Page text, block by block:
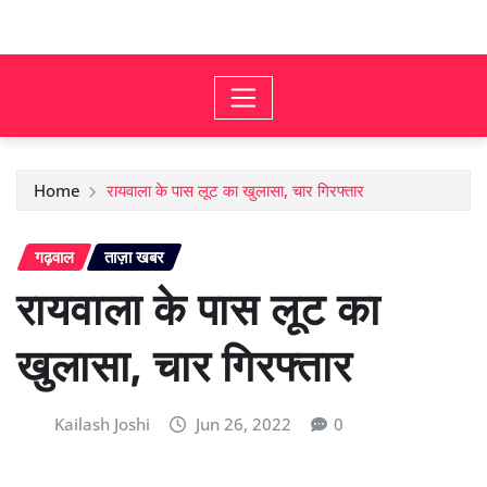
Home रायवाला के पास लूट का खुलासा, चार गिरफ्तार
गढ़वाल ताज़ा खबर
रायवाला के पास लूट का
खुलासा, चार गिरफ्तार
Kailash Joshi Jun 26, 2022 0